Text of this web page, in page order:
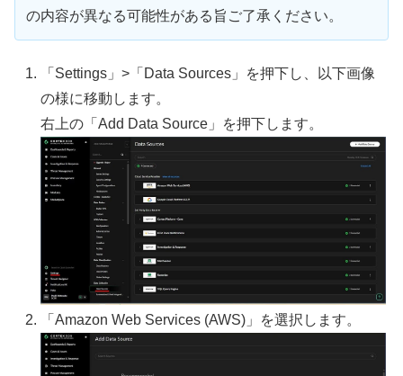
の内容が異なる可能性がある旨ご了承ください。
「Settings」>「Data Sources」を押下し、以下画像
の様に移動します。
右上の「Add Data Source」を押下します。
「Amazon Web Services (AWS)」を選択します。